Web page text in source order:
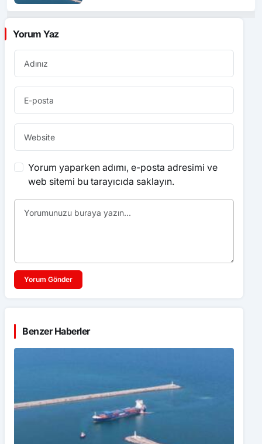
Yorum Yaz
Yorum yaparken adımı, e-posta adresimi ve
web sitemi bu tarayıcıda saklayın.
Yorum Gönder
Benzer Haberler